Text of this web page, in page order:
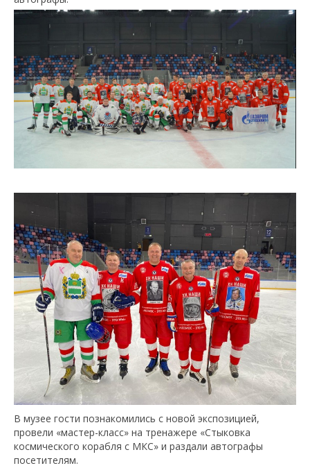
В музее гости познакомились с новой экспозицией,
провели «мастер-класс» на тренажере «Стыковка
космического корабля с МКС» и раздали автографы
посетителям.